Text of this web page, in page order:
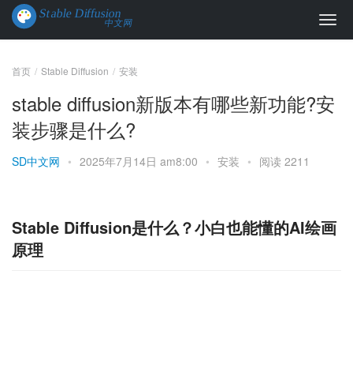
首页 Stable Diffusion 安装
stable diffusion新版本有哪些新功能?安
装步骤是什么?
SD中文网 • 2025年7月14日 am8:00 • 安装 • 阅读 2211
Stable Diffusion是什么？小白也能懂的AI绘画
原理